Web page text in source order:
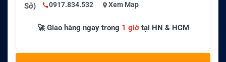
Sở) 0917.834.532 Xem Map
🚀 Giao hàng ngay trong 1 giờtại HN & HCM